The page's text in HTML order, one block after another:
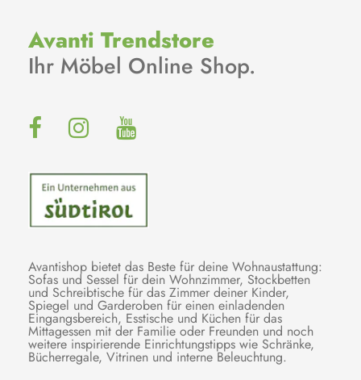
Avanti Trendstore
Ihr Möbel Online Shop.
Avantishop bietet das Beste für deine Wohnaustattung:
Sofas und Sessel für dein Wohnzimmer, Stockbetten
und Schreibtische für das Zimmer deiner Kinder,
Spiegel und Garderoben für einen einladenden
Eingangsbereich, Esstische und Küchen für das
Mittagessen mit der Familie oder Freunden und noch
weitere inspirierende Einrichtungstipps wie Schränke,
Bücherregale, Vitrinen und interne Beleuchtung.